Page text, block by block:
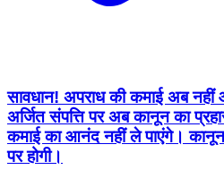
सावधान! अपराध की कमाई अब
अर्जित संपत्ति पर अब कानून का
कमाई का आनंद नहीं ले पाएंगे। कानून
पर होगी।